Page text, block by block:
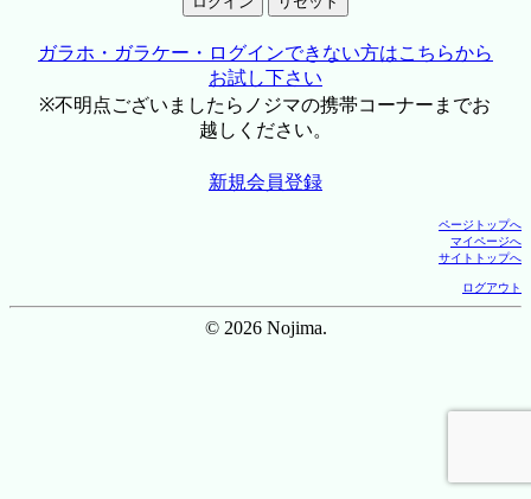
ガラホ・ガラケー・ログインできない方はこちらから
お試し下さい
※不明点ございましたらノジマの携帯コーナーまでお
越しください。
新規会員登録
ページトップへ
マイページへ
サイトトップへ
ログアウト
© 2026 Nojima.